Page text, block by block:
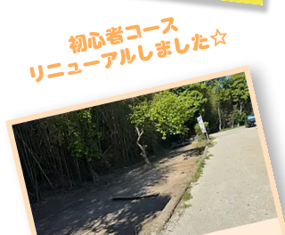
​初心者コース
リニューアルしました☆